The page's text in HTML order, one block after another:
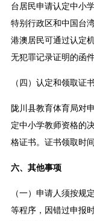
台居民申请认定中小
特别行政区和中国台
港澳居民可通过认定
无犯罪记录证明的函件
（四）认定和领取证书
陇川县教育体育局对
定中小学教师资格的
格证书。证书领取时
六、其他事项
（一）申请人须按规
等程序，因错过申报